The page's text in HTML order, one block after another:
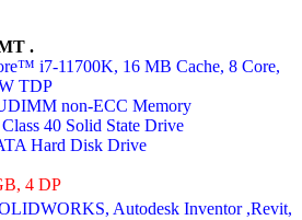
.
i7-11700K, 16 MB Cache, 8 Core,
TDP
non-ECC Memory
40 Solid State Drive
Hard Disk Drive
4 DP
Autodesk Inventor ,Revit,